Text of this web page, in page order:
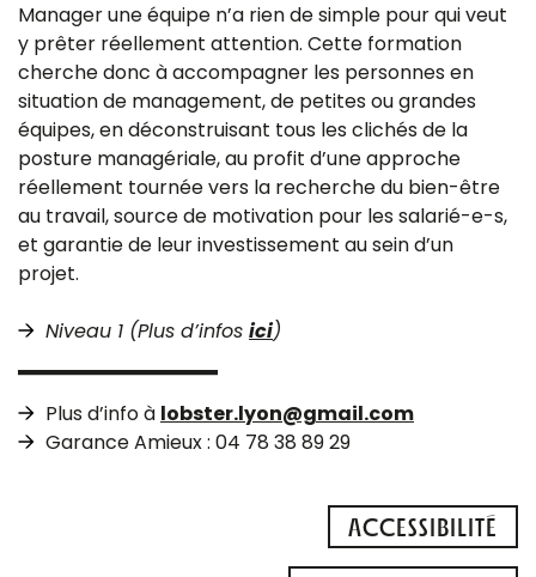
Manager une équipe n’a rien de simple pour qui veut
y prêter réellement attention. Cette formation
cherche donc à accompagner les personnes en
situation de management, de petites ou grandes
équipes, en déconstruisant tous les clichés de la
posture managériale, au profit d’une approche
réellement tournée vers la recherche du bien-être
au travail, source de motivation pour les salarié-e-s,
et garantie de leur investissement au sein d’un
projet.
Niveau 1 (Plus d’infos ici)
Plus d’info à lobster.lyon@gmail.com
Garance Amieux : 04 78 38 89 29
ACCESSIBILITÉ